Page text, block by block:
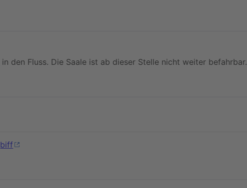
in den Fluss. Die Saale ist ab dieser Stelle nicht weiter befahrbar.
biff